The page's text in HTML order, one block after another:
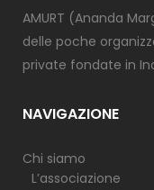
AMURT (Ananda
delle poche
private fondate in
NAVIGAZIONE
Chi siamo
L’associazione